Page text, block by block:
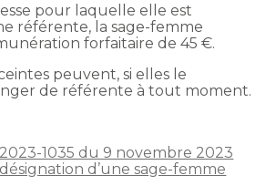
pour laquelle elle est
référente, la sage-femme
forfaitaire de 45 €.
peuvent, si elles le
de référente à tout moment.
1035 du 9 novembre 2023
d’une sage-femme